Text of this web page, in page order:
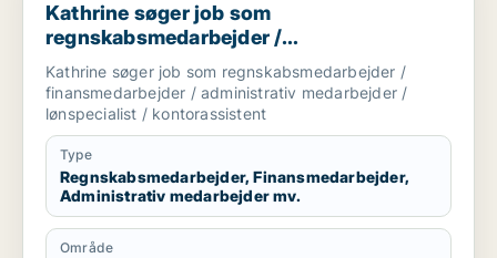
Kathrine søger job som
regnskabsmedarbejder /
finansmedarbejder / administrativ
medarbejder / lønspecialist /
kontorassistent
Kathrine søger job som regnskabsmedarbejder /
finansmedarbejder / administrativ medarbejder /
lønspecialist / kontorassistent
Type
Regnskabsmedarbejder, Finansmedarbejder,
Administrativ medarbejder mv.
Område